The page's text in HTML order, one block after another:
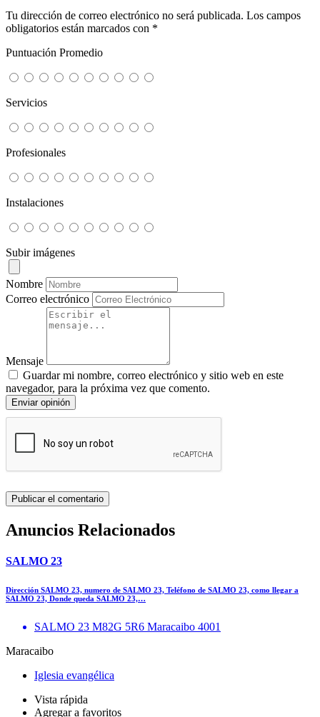
Tu dirección de correo electrónico no será publicada. Los campos
obligatorios están marcados con *
Puntuación Promedio
Servicios
Profesionales
Instalaciones
Subir imágenes
Nombre
Correo electrónico
Mensaje
Guardar mi nombre, correo electrónico y sitio web en este
navegador, para la próxima vez que comento.
Enviar opinión
Anuncios Relacionados
SALMO 23
Dirección SALMO 23, numero de SALMO 23, Teléfono de SALMO 23, como llegar a
SALMO 23, Donde queda SALMO 23,…
SALMO 23 M82G 5R6 Maracaibo 4001
Maracaibo
Iglesia evangélica
Vista rápida
Agregar a favoritos